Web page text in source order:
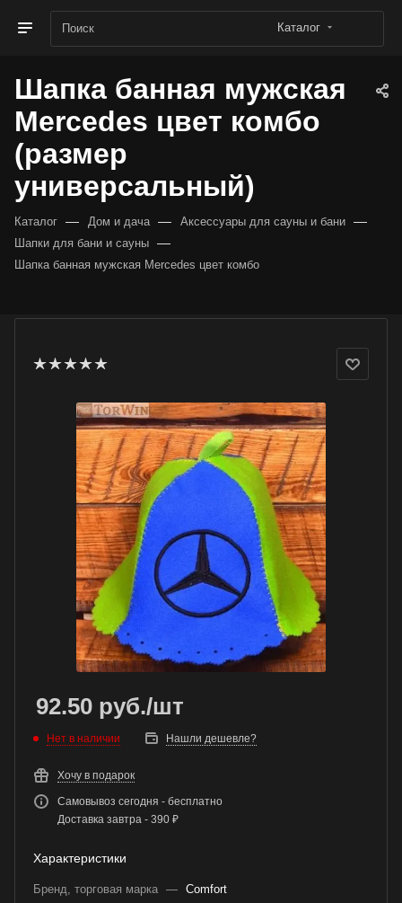
Каталог
Шапка банная мужская
Mercedes цвет комбо
(размер
универсальный)
Каталог — Дом и дача — Аксессуары для сауны и бани —
Шапки для бани и сауны —
Шапка банная мужская Mercedes цвет комбо
92.50 руб./шт
Нет в наличии Нашли дешевле?
Хочу в подарок
Самовывоз сегодня - бесплатно
Доставка завтра - 390 ₽
Характеристики
Бренд, торговая марка — Comfort